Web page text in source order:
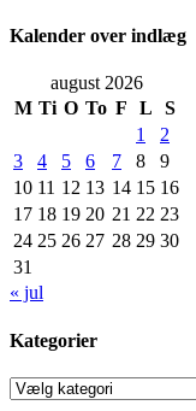
Kalender over indlæg
august 2026
M Ti O To F L
S
1
2
3
4 5 6 7 8
9
10 11 12 13 14 15 16
17 18 19 20 21 22 23
24 25 26 27 28 29 30
31
« jul
Kategorier
Kategorier